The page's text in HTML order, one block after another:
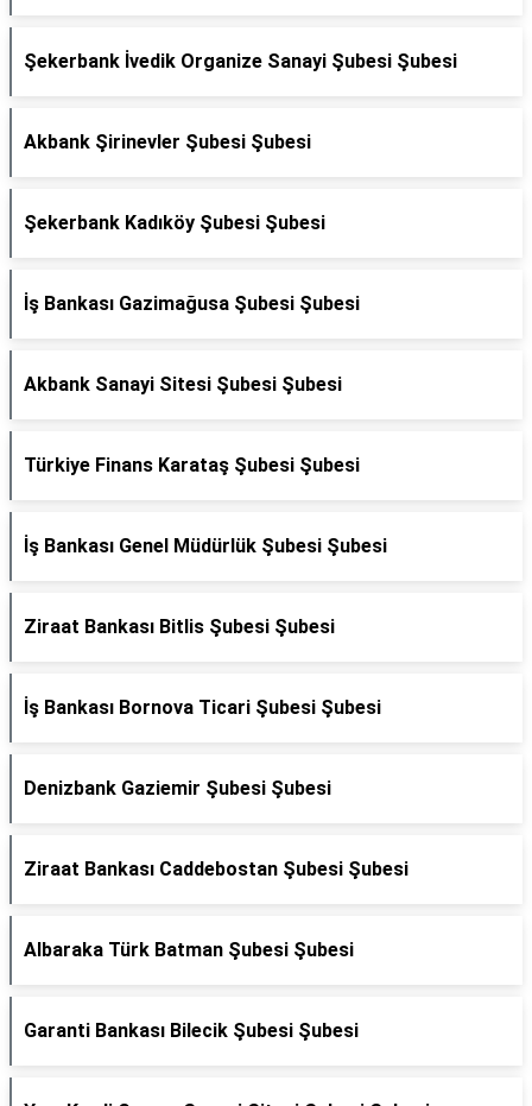
Şekerbank İvedik Organize Sanayi Şubesi Şubesi
Akbank Şirinevler Şubesi Şubesi
Şekerbank Kadıköy Şubesi Şubesi
İş Bankası Gazimağusa Şubesi Şubesi
Akbank Sanayi Sitesi Şubesi Şubesi
Türkiye Finans Karataş Şubesi Şubesi
İş Bankası Genel Müdürlük Şubesi Şubesi
Ziraat Bankası Bitlis Şubesi Şubesi
İş Bankası Bornova Ticari Şubesi Şubesi
Denizbank Gaziemir Şubesi Şubesi
Ziraat Bankası Caddebostan Şubesi Şubesi
Albaraka Türk Batman Şubesi Şubesi
Garanti Bankası Bilecik Şubesi Şubesi